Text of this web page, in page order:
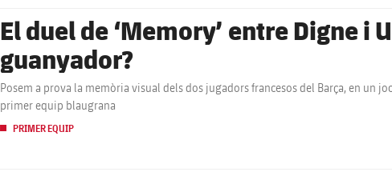
El duel de ‘Memory’ entre Digne i
guanyador?
Posem a prova la memòria visual dels dos jugadors francesos del Barça, en un
primer equip blaugrana
PRIMER EQUIP